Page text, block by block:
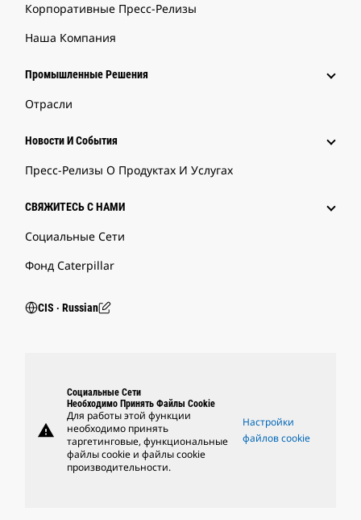
Корпоративные Пресс-Релизы
Наша Компания
Промышленные Решения
Отрасли
Новости И События
Пресс-Релизы О Продуктах И Услугах
СВЯЖИТЕСЬ С НАМИ
Социальные Сети
Фонд Caterpillar
CIS ‧ Russian
warning
Социальные Сети
Необходимо Принять Файлы Cookie
Для работы этой функции
необходимо принять
таргетинговые, функциональные
файлы cookie и файлы cookie
производительности.
Настройки
файлов cookie